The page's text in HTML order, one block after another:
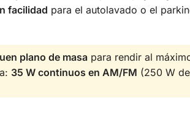
facilidad para el autolavado o el
plano de masapara rendir al
35 W continuos en AM/FM (250 W